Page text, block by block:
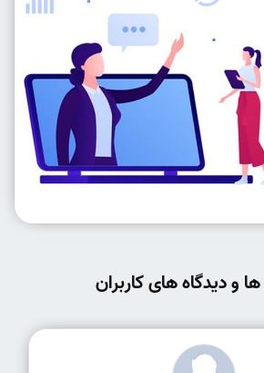
و دیدگاه های کاربران